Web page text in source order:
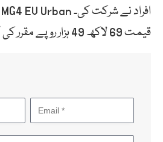
قیمت 69 لاکھ 49 ہزار روپے مقرر کی گئی ہے۔